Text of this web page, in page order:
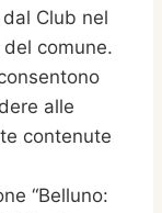
Club nel
comune.
alle
contenute
“Belluno: